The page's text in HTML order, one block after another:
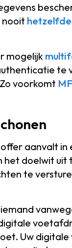
nooit
mogelijk
te
voorkomt
aanvalt
doelwit uit
te
Uw